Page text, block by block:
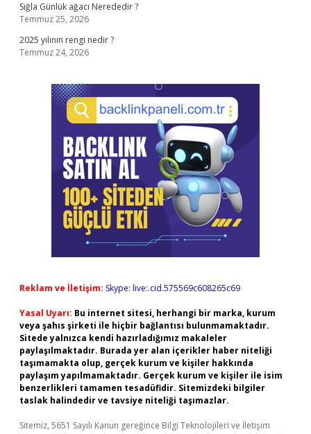
Sığla Günlük ağacı Nerededir ?
Temmuz 25, 2026
2025 yılının rengi nedir ?
Temmuz 24, 2026
Reklam ve İletişim: Skype: live:.cid.575569c608265c69
Yasal Uyarı: Bu internet sitesi, herhangi bir marka, kurum
veya şahıs şirketi ile hiçbir bağlantısı bulunmamaktadır.
Sitede yalnızca kendi hazırladığımız makaleler
paylaşılmaktadır. Burada yer alan içerikler haber niteliği
taşımamakta olup, gerçek kurum ve kişiler hakkında
paylaşım yapılmamaktadır. Gerçek kurum ve kişiler ile isim
benzerlikleri tamamen tesadüfidir. Sitemizdeki bilgiler
taslak halindedir ve tavsiye niteliği taşımazlar.
Sitemiz, 5651 Sayılı Kanun gereğince Bilgi Teknolojileri ve İletişim